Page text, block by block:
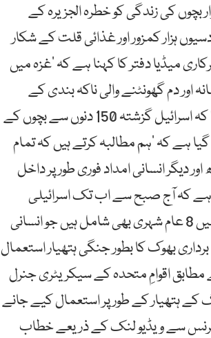
40 ہزار سے زائد شیرخوار بچوں کی زندگی کو خطرہ الجزیرہ کے
ہزار کمزور اور غذائی قلت کے شکار
میڈیا دفتر کا کہنا ہے کہ ’غزہ میں
اس ظالمانہ اور دم گھونٹنے والی ناکہ بندی کے
باعث سست موت کے خطرے سے دوچار ہیں‘۔ دفتر نے الزام لگایا کہ اسرائیل گزشتہ 150 دنوں سے بچوں کے
ہے کہ ’ہم مطالبہ کرتے ہیں کہ تمام
دیگر انسانی امداد فوری طور پر داخل
ہے کہ آج صبح سے اب تک اسرائیلی
حملوں میں غزہ بھر میں 41 فلسطینی شہید ہو چکے ہیں، جن میں 8 عام شہری بھی شامل ہیں جو انسانی
بھوک کا بطور جنگی ہتھیار استعمال
اقوامِ متحدہ کے سیکریٹری جنرل
کے ہتھیار کے طور پر استعمال کیے جانے
سے ویڈیو لنک کے ذریعے خطاب